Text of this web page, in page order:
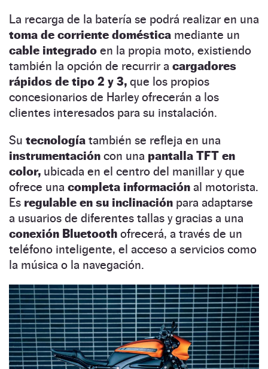
La recarga de la batería se podrá realizar en una
toma de corriente doméstica mediante un
cable integrado en la propia moto, existiendo
también la opción de recurrir a cargadores
rápidos de tipo 2 y 3, que los propios
concesionarios de Harley ofrecerán a los
clientes interesados para su instalación.
Su tecnología también se refleja en una
instrumentación con una pantalla TFT en
color, ubicada en el centro del manillar y que
ofrece una completa información al motorista.
Es regulable en su inclinación para adaptarse
a usuarios de diferentes tallas y gracias a una
conexión Bluetooth ofrecerá, a través de un
teléfono inteligente, el acceso a servicios como
la música o la navegación.